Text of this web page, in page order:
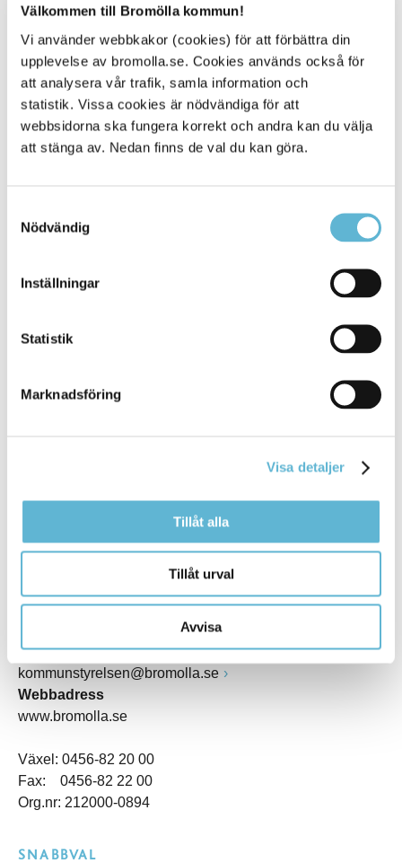
Välkommen till Bromölla kommun!
Vi använder webbkakor (cookies) för att förbättra din
upplevelse av bromolla.se. Cookies används också för
att analysera vår trafik, samla information och
statistik. Vissa cookies är nödvändiga för att
webbsidorna ska fungera korrekt och andra kan du välja
att stänga av. Nedan finns de val du kan göra.
Nödvändig
Inställningar
Statistik
Marknadsföring
Visa detaljer
Tillåt alla
Tillåt urval
Avvisa
Felanmälan
Hittar du fel på platser som är kommunens
Postadress
E-post
kommunstyrelsen@bromolla.se
Webbadress
www.bromolla.se
Växel: 0456-82 20 00
Fax: 0456-82 22 00
Org.nr: 212000-0894
SNABBVAL